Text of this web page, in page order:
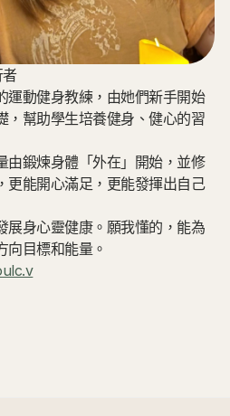
運動健身教練，由她們新手開始
，幫助學生培養健身、健心的習
由鍛煉身體「外在」開始，並修
更能開心滿足，更能發揮出自己
展身心靈健康。願我懂的，能為
向目標和能量。